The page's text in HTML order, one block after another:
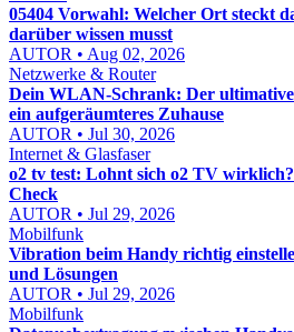
05404 Vorwahl: Welcher Ort steckt
darüber wissen musst
AUTOR • Aug 02, 2026
Netzwerke & Router
Dein WLAN-Schrank: Der
ein aufgeräumteres Zuhause
AUTOR • Jul 30, 2026
Internet & Glasfaser
o2 tv test: Lohnt sich o2 TV
Check
AUTOR • Jul 29, 2026
Mobilfunk
Vibration beim Handy richtig
und Lösungen
AUTOR • Jul 29, 2026
Mobilfunk